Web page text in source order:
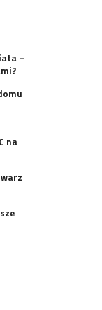
–
na